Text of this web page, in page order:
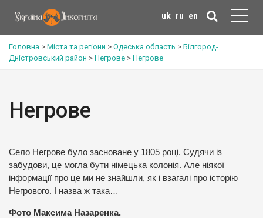
uk ru en
Головна > Міста та регіони > Одеська область > Білгород-
Дністровський район > Негрове > Негрове
Негрове
Село Негрове було засноване у 1805 році. Судячи із
забудови, це могла бути німецька колонія. Але ніякої
інформації про це ми не знайшли, як і взагалі про історію
Негрового. І назва ж така…
Фото Максима Назаренка.